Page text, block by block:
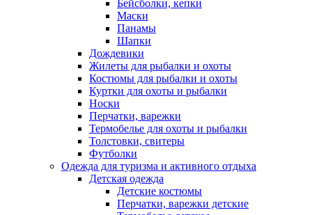
Бейсболки, кепки
Маски
Панамы
Шапки
Дождевики
Жилеты для рыбалки и охоты
Костюмы для рыбалки и охоты
Куртки для охоты и рыбалки
Носки
Перчатки, варежки
Термобелье для охоты и рыбалки
Толстовки, свитеры
Футболки
Одежда для туризма и активного отдыха
Детская одежда
Детские костюмы
Перчатки, варежки детские